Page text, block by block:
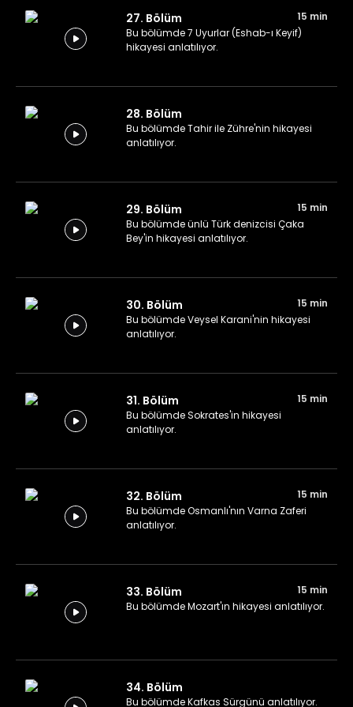
27. Bölüm
15 min
Bu bölümde 7 Uyurlar (Eshab-ı Keyif)
hikayesi anlatılıyor.
28. Bölüm
Bu bölümde Tahir ile Zühre'nin hikayesi
anlatılıyor.
29. Bölüm
15 min
Bu bölümde ünlü Türk denizcisi Çaka
Bey'in hikayesi anlatılıyor.
30. Bölüm
15 min
Bu bölümde Veysel Karani'nin hikayesi
anlatılıyor.
31. Bölüm
15 min
Bu bölümde Sokrates'in hikayesi
anlatılıyor.
32. Bölüm
15 min
Bu bölümde Osmanlı'nın Varna Zaferi
anlatılıyor.
33. Bölüm
15 min
Bu bölümde Mozart'ın hikayesi anlatılıyor.
34. Bölüm
Bu bölümde Kafkas Sürgünü anlatılıyor.